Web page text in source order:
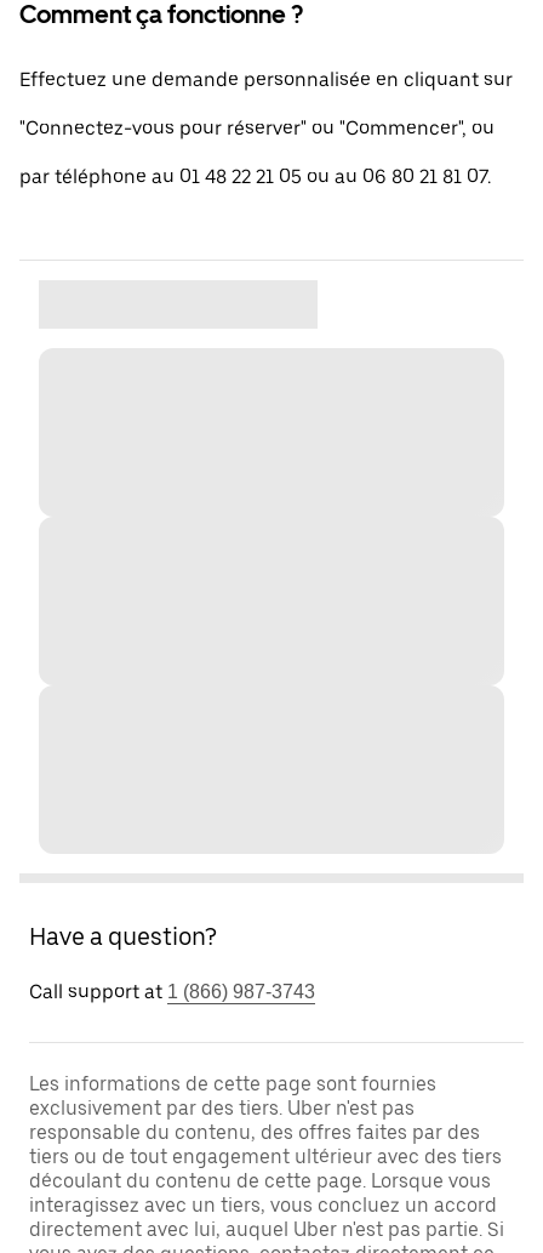
Comment ça fonctionne ?
Effectuez une demande personnalisée en cliquant sur
"Connectez-vous pour réserver" ou "Commencer", ou
par téléphone au 01 48 22 21 05 ou au 06 80 21 81 07.
Have a question?
Call support at 1 (866) 987-3743
Les informations de cette page sont fournies
exclusivement par des tiers. Uber n'est pas
responsable du contenu, des offres faites par des
tiers ou de tout engagement ultérieur avec des tiers
découlant du contenu de cette page. Lorsque vous
interagissez avec un tiers, vous concluez un accord
directement avec lui, auquel Uber n'est pas partie. Si